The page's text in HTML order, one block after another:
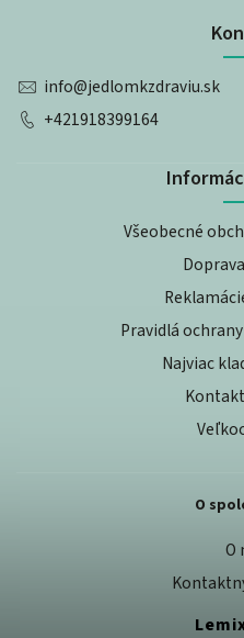
info@jedlomkzdraviu.sk
+421918399164
Všeobecné
Pravidlá
Najviac
O
O